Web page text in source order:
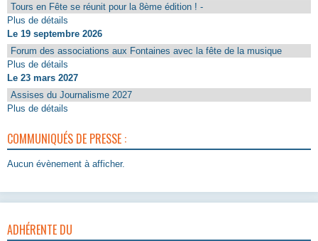
Tours en Fête se réunit pour la 8ème édition ! -
Plus de détails
Le 19 septembre 2026
Forum des associations aux Fontaines avec la fête de la musique
Plus de détails
Le 23 mars 2027
Assises du Journalisme 2027
Plus de détails
COMMUNIQUÉS DE PRESSE :
Aucun évènement à afficher.
ADHÉRENTE DU